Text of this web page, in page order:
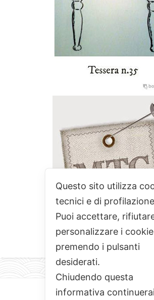
Questo sito utilizza
tecnici e di
Puoi accettare,
personalizzare i cookie
premendo i pulsanti
desiderati.
Chiudendo questa
informativa continuerai